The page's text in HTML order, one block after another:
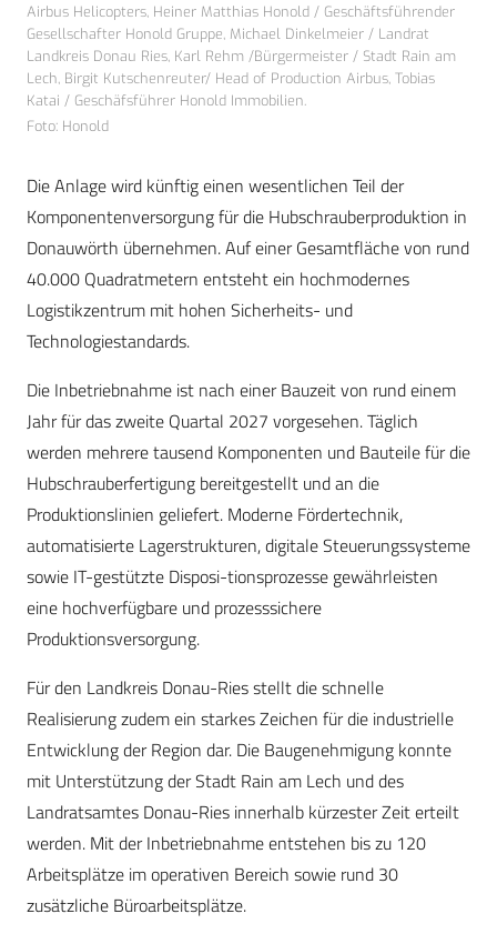
Airbus Helicopters, Heiner Matthias Honold / Geschäftsführender
Gesellschafter Honold Gruppe, Michael Dinkelmeier / Landrat
Landkreis Donau Ries, Karl Rehm /Bürgermeister / Stadt Rain am
Lech, Birgit Kutschenreuter/ Head of Production Airbus, Tobias
Katai / Geschäfsführer Honold Immobilien.
Foto: Honold
Die Anlage wird künftig einen wesentlichen Teil der
Komponentenversorgung für die Hubschrauberproduktion in
Donauwörth übernehmen. Auf einer Gesamtfläche von rund
40.000 Quadratmetern entsteht ein hochmodernes
Logistikzentrum mit hohen Sicherheits- und
Technologiestandards.
Die Inbetriebnahme ist nach einer Bauzeit von rund einem
Jahr für das zweite Quartal 2027 vorgesehen. Täglich
werden mehrere tausend Komponenten und Bauteile für die
Hubschrauberfertigung bereitgestellt und an die
Produktionslinien geliefert. Moderne Fördertechnik,
automatisierte Lagerstrukturen, digitale Steuerungssysteme
sowie IT-gestützte Disposi-tionsprozesse gewährleisten
eine hochverfügbare und prozesssichere
Produktionsversorgung.
Für den Landkreis Donau-Ries stellt die schnelle
Realisierung zudem ein starkes Zeichen für die industrielle
Entwicklung der Region dar. Die Baugenehmigung konnte
mit Unterstützung der Stadt Rain am Lech und des
Landratsamtes Donau-Ries innerhalb kürzester Zeit erteilt
werden. Mit der Inbetriebnahme entstehen bis zu 120
Arbeitsplätze im operativen Bereich sowie rund 30
zusätzliche Büroarbeitsplätze.